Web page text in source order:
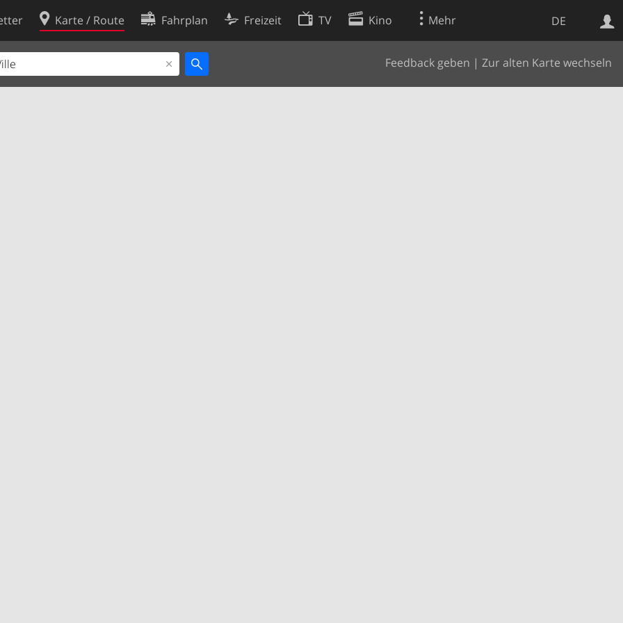
DE
Karte / Route Fahrplan Freizeit TV Kino Mehr
Feedback geben | Zur alten Karte wechseln
Websuche
Cookie-Richtlinie
Cookie-Einstellungen